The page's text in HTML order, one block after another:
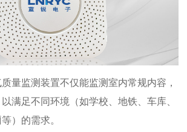
量监测装置不仅能监测室内常规内容，
满足不同环境（如学校、地铁、车库、
）的需求。